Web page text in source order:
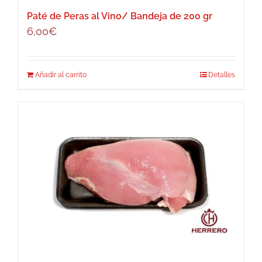
Paté de Peras al Vino/ Bandeja de 200 gr
6,00€
Añadir al carrito Detalles